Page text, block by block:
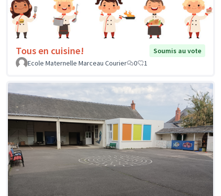
Tous en cuisine!
Soumis au vote
Ecole Maternelle Marceau Courier
0 1